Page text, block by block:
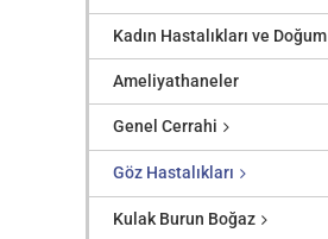
Kadın Hastalıkları ve Doğum
Ameliyathaneler
Genel Cerrahi
Göz Hastalıkları
Kulak Burun Boğaz